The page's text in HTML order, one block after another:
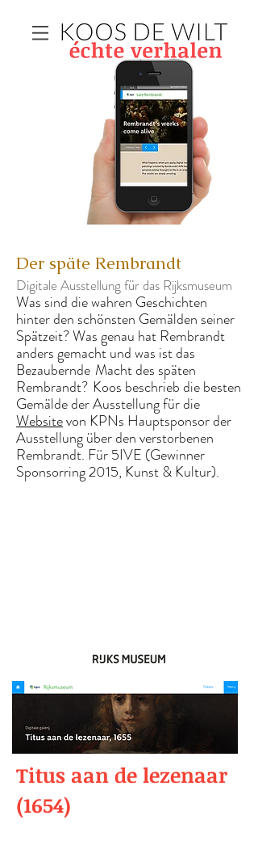
Der späte Rembrandt
Digitale Ausstellung für das Rijksmuseum
Was sind die wahren Geschichten
hinter den schönsten Gemälden seiner
Spätzeit? Was genau hat Rembrandt
anders gemacht und was ist das
Bezaubernde Macht des späten
Rembrandt? Koos beschrieb die besten
Gemälde der Ausstellung für die
Websitevon KPNs Hauptsponsor der
Ausstellung über den verstorbenen
Rembrandt. Für 5IVE (Gewinner
Sponsorring 2015, Kunst & Kultur).
Titus aan de lezenaar
(1654)